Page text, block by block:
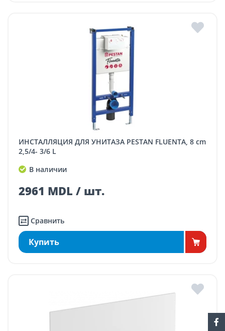
ИНСТАЛЛЯЦИЯ ДЛЯ УНИТАЗА PESTAN FLUENTA, 8 сm
2,5/4- 3/6 L
В наличии
2961 MDL / шт.
Сравнить
Купить